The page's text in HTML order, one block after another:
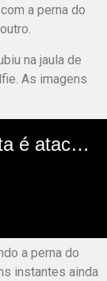
a perna do
na jaula de
As imagens
a perna do
instantes ainda